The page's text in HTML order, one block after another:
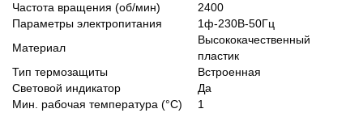
Частота вращения (об/мин)
2400
Параметры электропитания
1ф-230В-50Гц
Материал
Высококачественный
пластик
Тип термозащиты
Встроенная
Световой индикатор
Да
Мин. рабочая температура (°С)
1